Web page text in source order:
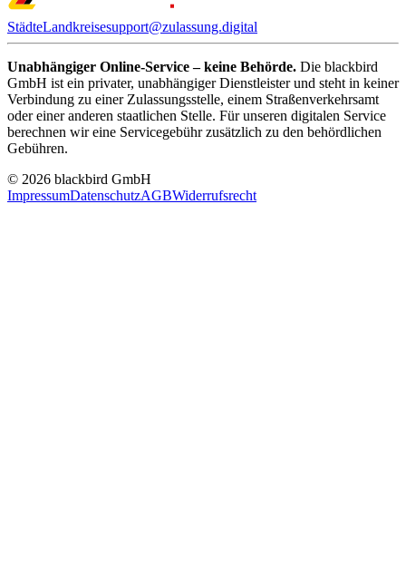
StädteLandkreisesupport@zulassung.digital
Unabhängiger Online-Service – keine Behörde. Die blackbird
GmbH ist ein privater, unabhängiger Dienstleister und steht in keiner
Verbindung zu einer Zulassungsstelle, einem Straßenverkehrsamt
oder einer anderen staatlichen Stelle. Für unseren digitalen Service
berechnen wir eine Servicegebühr zusätzlich zu den behördlichen
Gebühren.
© 2026 blackbird GmbH
ImpressumDatenschutzAGBWiderrufsrecht